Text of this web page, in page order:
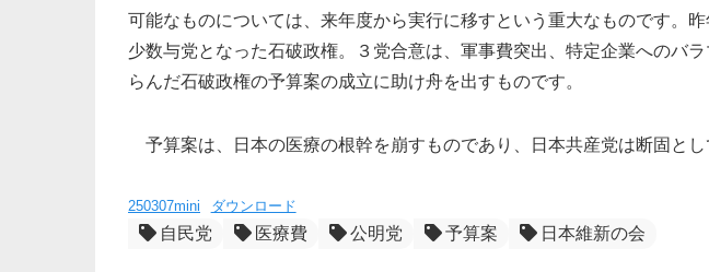
可能なものについては、来年度から実行に移すという重大なものです。
少数与党となった石破政権。３党合意は、軍事費突出、特定企業へのバ
らんだ石破政権の予算案の成立に助け舟を出すものです。
予算案は、日本の医療の根幹を崩すものであり、日本共産党は断固とし
250307mini ダウンロード
自民党 医療費 公明党 予算案 日本維新の会